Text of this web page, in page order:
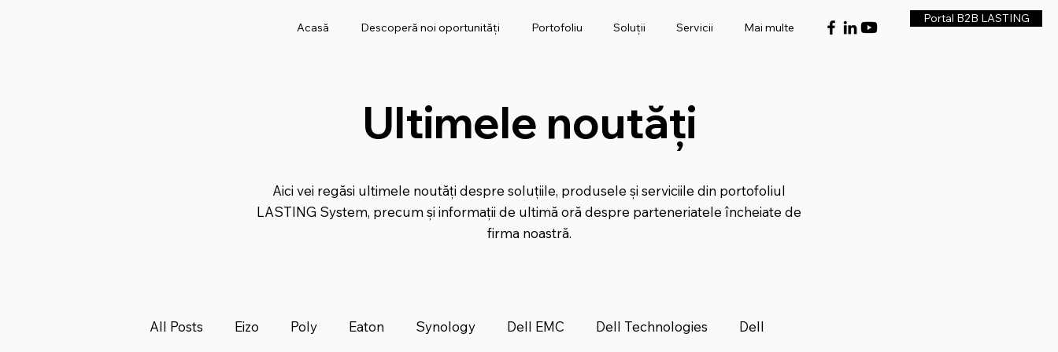
Acasă Descoperă noi oportunități Portofoliu Soluții Servicii Mai multe
Portal B2B LASTING
Ultimele noutăți
Aici vei regăsi ultimele noutăți despre soluțiile, produsele și serviciile din portofoliul
LASTING System, precum și informații de ultimă oră despre parteneriatele încheiate de
firma noastră.
All Posts Eizo Poly Eaton Synology Dell EMC Dell Technologies Dell